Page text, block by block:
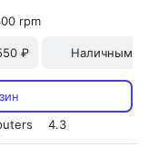
rpm
₽ Наличными
4.3